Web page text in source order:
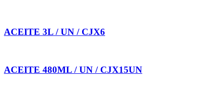
ACEITE 3L / UN / CJX6
ACEITE 480ML / UN / CJX15UN